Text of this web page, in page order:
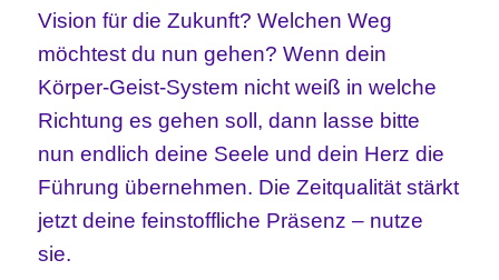
Vision für die Zukunft? Welchen Weg
möchtest du nun gehen? Wenn dein
Körper-Geist-System nicht weiß in welche
Richtung es gehen soll, dann lasse bitte
nun endlich deine Seele und dein Herz die
Führung übernehmen. Die Zeitqualität stärkt
jetzt deine feinstoffliche Präsenz – nutze
sie.